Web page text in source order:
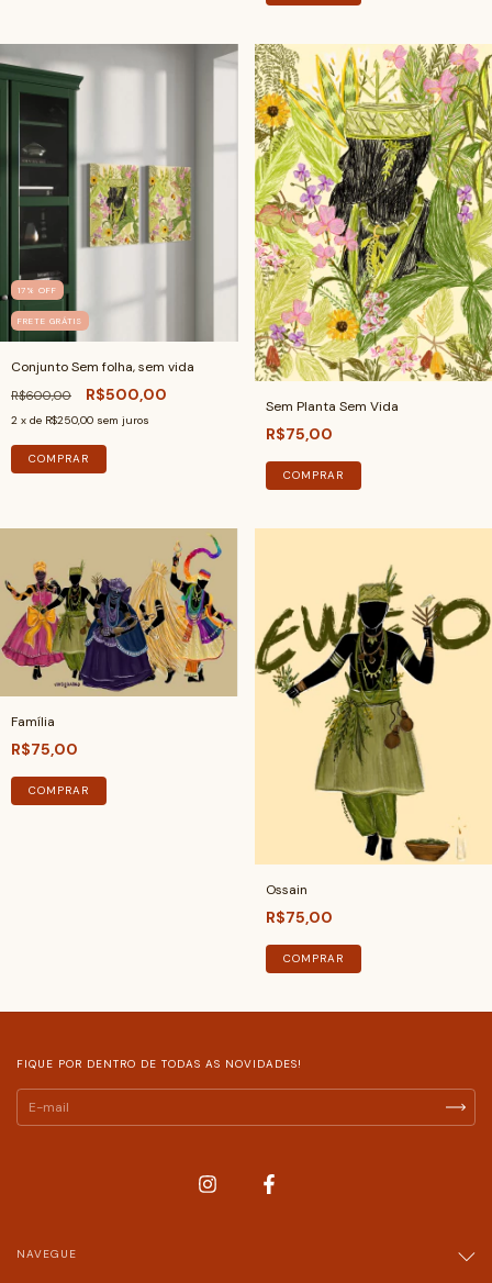
17 % OFF
FRETE GRÁTIS
Conjunto Sem folha, sem vida
R$600,00 R$500,00
2 x de R$250,00 sem juros
COMPRAR
Sem Planta Sem Vida
R$75,00
COMPRAR
Família
R$75,00
COMPRAR
Ossain
R$75,00
COMPRAR
FIQUE POR DENTRO DE TODAS AS NOVIDADES!
NAVEGUE